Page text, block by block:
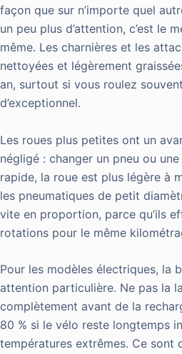
façon que sur n’importe quel
un peu plus d’attention, c’est le
même. Les charnières et les
nettoyées et légèrement
an, surtout si vous roulez
d’exceptionnel.
Les roues plus petites ont un
négligé : changer un pneu ou
rapide, la roue est plus légère à
les pneumatiques de petit
vite en proportion, parce qu’ils
rotations pour le même
Pour les modèles électriques, la
attention particulière. Ne pas la
complètement avant de la
80 % si le vélo reste longtemps
températures extrêmes. Ce sont